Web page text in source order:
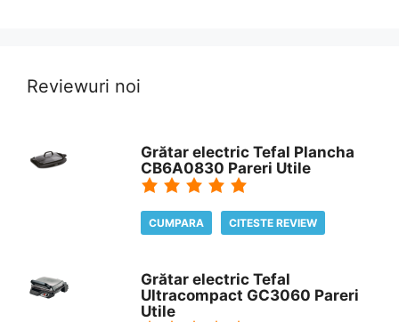
Reviewuri noi
Grătar electric Tefal Plancha
CB6A0830 Pareri Utile
CUMPARA CITESTE REVIEW
Grătar electric Tefal
Ultracompact GC3060 Pareri
Utile